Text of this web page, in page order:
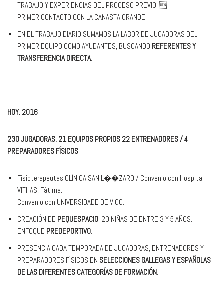
TRABAJO Y EXPERIENCIAS DEL PROCESO PREVIO. 
PRIMER CONTACTO CON LA CANASTA GRANDE.
EN EL TRABAJO DIARIO SUMAMOS LA LABOR DE JUGADORAS DEL
PRIMER EQUIPO COMO AYUDANTES, BUSCANDO REFERENTES Y
TRANSFERENCIA DIRECTA.
HOY. 2016
230 JUGADORAS. 21 EQUIPOS PROPIOS 22 ENTRENADORES / 4
PREPARADORES FÍSICOS
Fisioterapeutas CLÍNICA SAN L��ZARO / Convenio con Hospital
VITHAS, Fátima.
Convenio con UNIVERSIDADE DE VIGO.
CREACIÓN DE PEQUESPACIO. 20 NIÑAS DE ENTRE 3 Y 5 AÑOS.
ENFOQUE PREDEPORTIVO.
PRESENCIA CADA TEMPORADA DE JUGADORAS, ENTRENADORES Y
PREPARADORES FÍSICOS EN SELECCIONES GALLEGAS Y ESPAÑOLAS
DE LAS DIFERENTES CATEGORÍAS DE FORMACIÓN.